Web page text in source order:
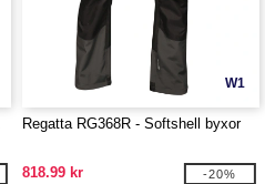
W1
Regatta RG368R - Softshell byxor
818.99 kr -20%